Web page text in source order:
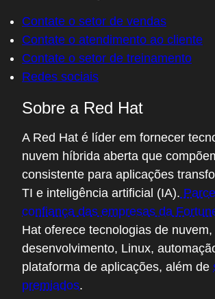
Contate o setor de vendas
Contate o atendimento ao cliente
Contate o setor de treinamento
Redes sociais
Sobre a Red Hat
A Red Hat é líder em fornecer
nuvem híbrida aberta que
consistente para aplicações
TI e inteligência artificial (IA).
confiança das empresas da
Hat oferece tecnologias de nuvem,
desenvolvimento, Linux,
plataforma de aplicações, além de
premiados.